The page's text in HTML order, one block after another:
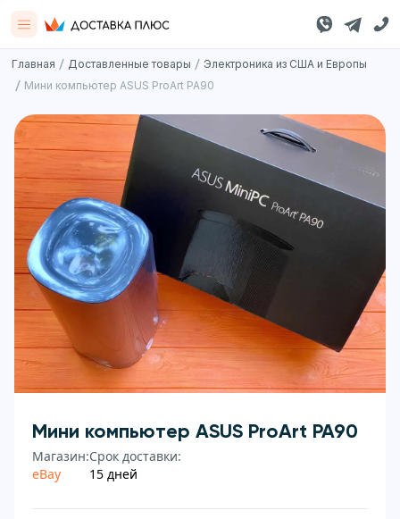
Главная / Доставленные товары / Электроника из США и Европы
/ Мини компьютер ASUS ProArt PA90
Мини компьютер ASUS ProArt PA90
Магазин:
eBay
Срок доставки:
15 дней